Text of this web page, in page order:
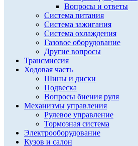
Вопросы и ответы
Система питания
Система зажигания
Система охлаждения
Газовое оборудование
Другие вопросы
Трансмиссия
Ходовая часть
Шины и диски
Подвеска
Вопросы биения руля
Механизмы управления
Рулевое управление
Тормозная система
Электрооборудование
Кузов и салон